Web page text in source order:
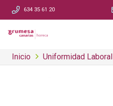
634 35 61 20
Inicio Uniformidad Laboral